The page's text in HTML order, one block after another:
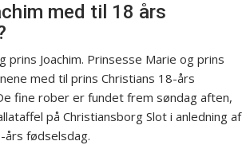
med til 18 års
prins Joachim. Prinsesse Marie og prins
med til prins Christians 18-års
fine rober er fundet frem søndag aften,
på Christiansborg Slot i anledning af
års fødselsdag.